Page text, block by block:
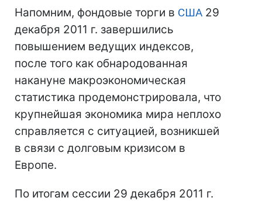
Напомним, фондовые торги в США 29
декабря 2011 г. завершились
повышением ведущих индексов,
после того как обнародованная
накануне макроэкономическая
статистика продемонстрировала, что
крупнейшая экономика мира неплохо
справляется с ситуацией, возникшей
в связи с долговым кризисом в
Европе.
По итогам сессии 29 декабря 2011 г.